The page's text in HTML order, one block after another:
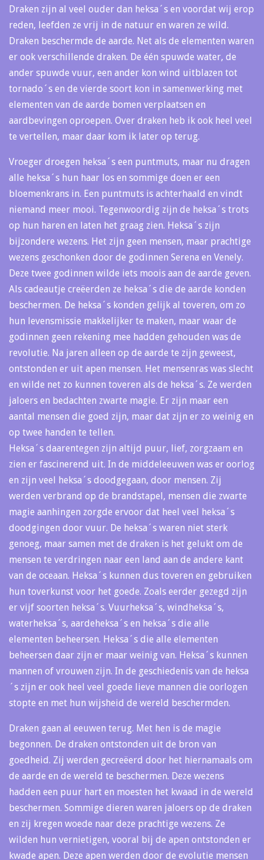
Draken zijn al veel ouder dan heksa´s en voordat wij erop
reden, leefden ze vrij in de natuur en waren ze wild.
Draken beschermde de aarde. Net als de elementen waren
er ook verschillende draken. De één spuwde water, de
ander spuwde vuur, een ander kon wind uitblazen tot
tornado´s en de vierde soort kon in samenwerking met
elementen van de aarde bomen verplaatsen en
aardbevingen oproepen. Over draken heb ik ook heel veel
te vertellen, maar daar kom ik later op terug.
Vroeger droegen heksa´s een puntmuts, maar nu dragen
alle heksa´s hun haar los en sommige doen er een
bloemenkrans in. Een puntmuts is achterhaald en vindt
niemand meer mooi. Tegenwoordig zijn de heksa´s trots
op hun haren en laten het graag zien. Heksa´s zijn
bijzondere wezens. Het zijn geen mensen, maar prachtige
wezens geschonken door de godinnen Serena en Venely.
Deze twee godinnen wilde iets moois aan de aarde geven.
Als cadeautje creëerden ze heksa´s die de aarde konden
beschermen. De heksa´s konden gelijk al toveren, om zo
hun levensmissie makkelijker te maken, maar waar de
godinnen geen rekening mee hadden gehouden was de
revolutie. Na jaren alleen op de aarde te zijn geweest,
ontstonden er uit apen mensen. Het mensenras was slecht
en wilde net zo kunnen toveren als de heksa´s. Ze werden
jaloers en bedachten zwarte magie. Er zijn maar een
aantal mensen die goed zijn, maar dat zijn er zo weinig en
op twee handen te tellen.
Heksa´s daarentegen zijn altijd puur, lief, zorgzaam en
zien er fascinerend uit. In de middeleeuwen was er oorlog
en zijn veel heksa´s doodgegaan, door mensen. Zij
werden verbrand op de brandstapel, mensen die zwarte
magie aanhingen zorgde ervoor dat heel veel heksa´s
doodgingen door vuur. De heksa´s waren niet sterk
genoeg, maar samen met de draken is het gelukt om de
mensen te verdringen naar een land aan de andere kant
van de oceaan. Heksa´s kunnen dus toveren en gebruiken
hun toverkunst voor het goede. Zoals eerder gezegd zijn
er vijf soorten heksa´s. Vuurheksa´s, windheksa´s,
waterheksa´s, aardeheksa´s en heksa´s die alle
elementen beheersen. Heksa´s die alle elementen
beheersen daar zijn er maar weinig van. Heksa´s kunnen
mannen of vrouwen zijn. In de geschiedenis van de heksa
´s zijn er ook heel veel goede lieve mannen die oorlogen
stopte en met hun wijsheid de wereld beschermden.
Draken gaan al eeuwen terug. Met hen is de magie
begonnen. De draken ontstonden uit de bron van
goedheid. Zij werden gecreëerd door het hiernamaals om
de aarde en de wereld te beschermen. Deze wezens
hadden een puur hart en moesten het kwaad in de wereld
beschermen. Sommige dieren waren jaloers op de draken
en zij kregen woede naar deze prachtige wezens. Ze
wilden hun vernietigen, vooral bij de apen ontstonden er
kwade apen. Deze apen werden door de evolutie mensen